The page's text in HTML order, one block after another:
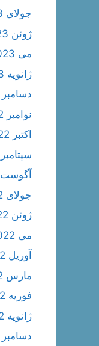
جولای 2023
ژوئن 2023
می 2023
ژانویه 2023
دسامبر 2022
نوامبر 2022
اکتبر 2022
سپتامبر 2022
آگوست 2022
جولای 2022
ژوئن 2022
می 2022
آوریل 2022
مارس 2022
فوریه 2022
ژانویه 2022
دسامبر 2021